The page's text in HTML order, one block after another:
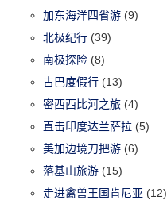
加东海洋四省游 (9)
北极纪行 (39)
南极探险 (8)
古巴度假行 (13)
密西西比河之旅 (4)
直击印度达兰萨拉 (5)
美加边境刀把游 (6)
落基山旅游 (15)
走进禽兽王国肯尼亚 (12)